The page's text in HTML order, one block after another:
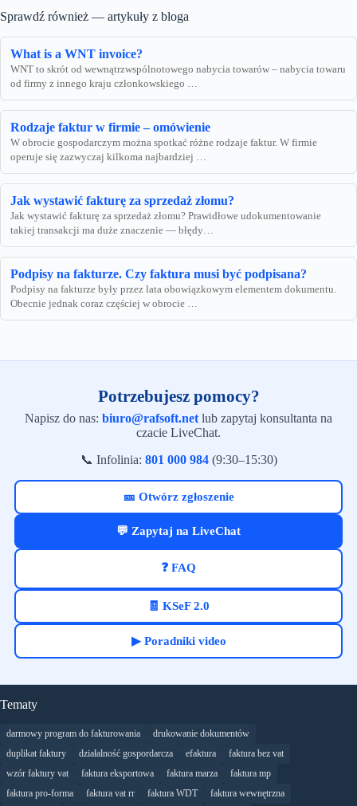
Sprawdź również — artykuły z bloga
What is a WNT invoice?
WNT to skrót od wewnątrzwspólnotowego nabycia towarów – nabycia towaru
od firmy z innego kraju członkowskiego …
Rodzaje faktur w firmie – omówienie
W obrocie gospodarczym można spotkać różne rodzaje faktur. W firmie
operuje się zazwyczaj kilkoma najbardziej …
Jak wystawić fakturę za sprzedaż złomu?
Jak wystawić fakturę za sprzedaż złomu? Prawidłowe udokumentowanie
takiej transakcji ma duże znaczenie — błędy…
Podpisy na fakturze. Czy faktura musi być podpisana?
Podpisy na fakturze były przez lata obowiązkowym elementem dokumentu.
Obecnie jednak coraz częściej w obrocie …
Potrzebujesz pomocy?
Napisz do nas: biuro@rafsoft.net lub zapytaj konsultanta na
czacie LiveChat.
📞 Infolinia: 801 000 984(9:30–15:30)
🎫 Otwórz zgłoszenie
💬 Zapytaj na LiveChat
❓ FAQ
🧾 KSeF 2.0
▶ Poradniki video
Tematy
darmowy program do fakturowania
drukowanie dokumentów
duplikat faktury
działalność gospordarcza efaktura
faktura bez vat
wzór faktury vat
faktura eksportowa faktura marza
faktura mp
faktura pro-forma
faktura vat rr faktura WDT
faktura wewnętrzna